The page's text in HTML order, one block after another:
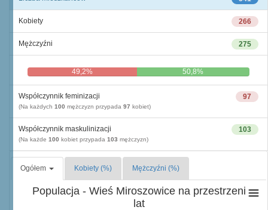
266
Kobiety
275
Mężczyźni
49,2% 50,8%
97
Współczynnik feminizacji
(Na każdych 100 mężczyzn przypada 97 kobiet)
103
Współczynnik maskulinizacji
(Na każde 100 kobiet przypada 103 mężczyzn)
Ogółem Kobiety (%) Mężczyźni (%)
Populacja - Wieś Miroszowice na przestrzeni
lat